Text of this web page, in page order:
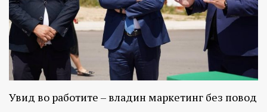
Увид во работите – владин маркетинг без повод